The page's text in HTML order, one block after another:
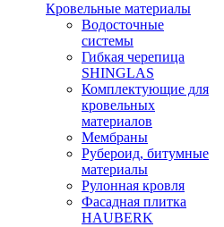
Кровельные материалы
Водосточные
системы
Гибкая черепица
SHINGLAS
Комплектующие для
кровельных
материалов
Мембраны
Рубероид, битумные
материалы
Рулонная кровля
Фасадная плитка
HAUBERK